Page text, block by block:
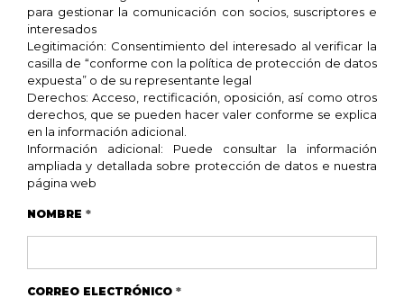
para gestionar la comunicación con socios, suscriptores e
interesados
Legitimación: Consentimiento del interesado al verificar la
casilla de “conforme con la política de protección de datos
expuesta” o de su representante legal
Derechos: Acceso, rectificación, oposición, así como otros
derechos, que se pueden hacer valer conforme se explica
en la información adicional.
Información adicional: Puede consultar la información
ampliada y detallada sobre protección de datos e nuestra
página web
NOMBRE *
CORREO ELECTRÓNICO *